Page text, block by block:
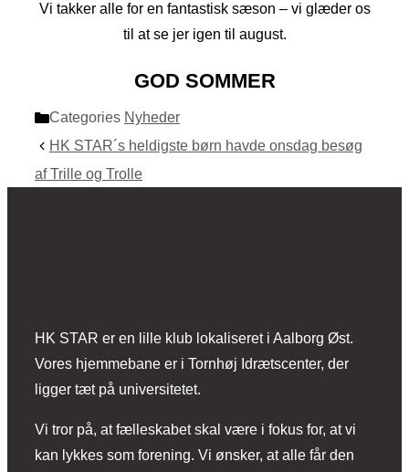
Vi takker alle for en fantastisk sæson – vi glæder os
til at se jer igen til august.
GOD SOMMER
Categories Nyheder
HK STAR´s heldigste børn havde onsdag besøg
af Trille og Trolle
​HK STAR er en lille klub lokaliseret i Aalborg Øst.
Vores hjemmebane er i Tornhøj Idrætscenter, der
ligger tæt på universitetet.
Vi tror på, at fælleskabet skal være i fokus for, at vi
kan lykkes som forening. Vi ønsker, at alle får den